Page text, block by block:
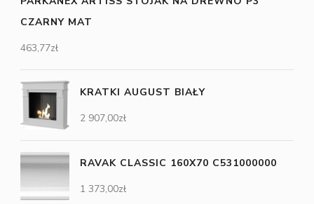
CZARNY MAT
463,77zł
KRATKI AUGUST BIAŁY
2 907,00zł
RAVAK CLASSIC 160X70 C531000000
1 373,00zł